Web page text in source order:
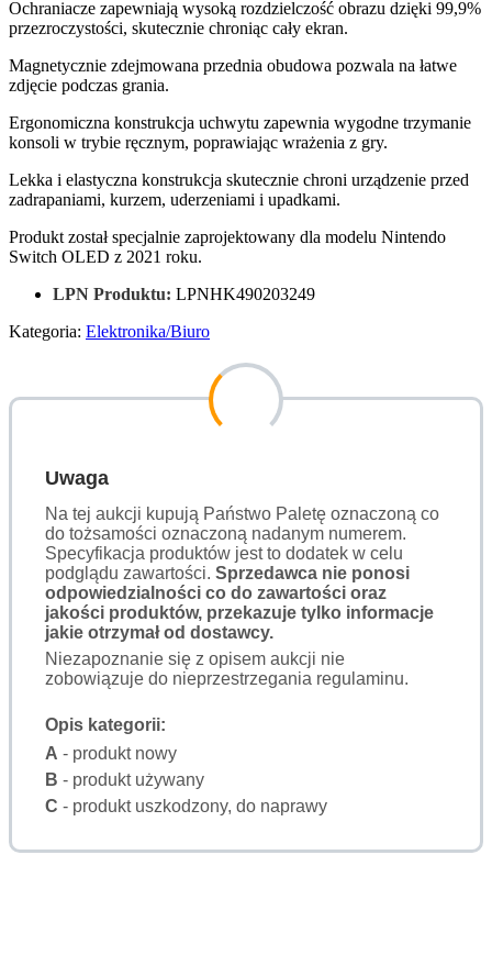
Ochraniacze zapewniają wysoką rozdzielczość obrazu dzięki 99,9%
przezroczystości, skutecznie chroniąc cały ekran.
Magnetycznie zdejmowana przednia obudowa pozwala na łatwe
zdjęcie podczas grania.
Ergonomiczna konstrukcja uchwytu zapewnia wygodne trzymanie
konsoli w trybie ręcznym, poprawiając wrażenia z gry.
Lekka i elastyczna konstrukcja skutecznie chroni urządzenie przed
zadrapaniami, kurzem, uderzeniami i upadkami.
Produkt został specjalnie zaprojektowany dla modelu Nintendo
Switch OLED z 2021 roku.
LPN Produktu: LPNHK490203249
Kategoria: Elektronika/Biuro
Uwaga
Na tej aukcji kupują Państwo Paletę oznaczoną co
do tożsamości oznaczoną nadanym numerem.
Specyfikacja produktów jest to dodatek w celu
podglądu zawartości. Sprzedawca nie ponosi
odpowiedzialności co do zawartości oraz
jakości produktów, przekazuje tylko informacje
jakie otrzymał od dostawcy.
Niezapoznanie się z opisem aukcji nie
zobowiązuje do nieprzestrzegania regulaminu.
Opis kategorii:
A - produkt nowy
B - produkt używany
C - produkt uszkodzony, do naprawy